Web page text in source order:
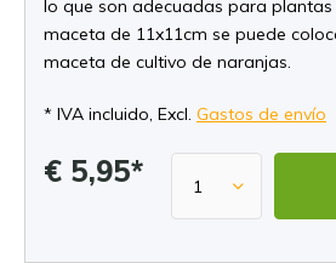
lo que son adecuadas para plantas
maceta de 11x11cm se puede
maceta de cultivo de naranjas.
* IVA incluido, Excl. Gastos de envío
€ 5,95*